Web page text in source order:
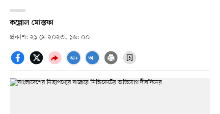
কল্লোল মোস্তফা
প্রকাশ: ২১ মে ২০২৩, ১৬: ০০